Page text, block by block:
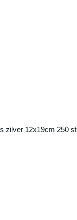
zilver 12x19cm 250